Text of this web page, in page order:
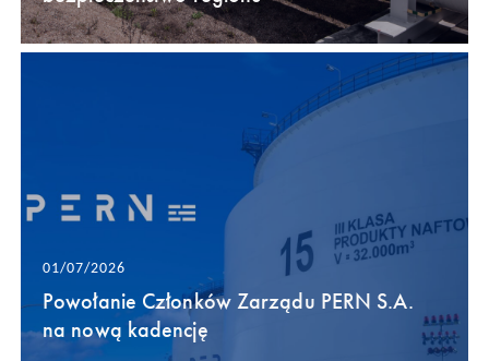
01/07/2026
Powołanie Członków Zarządu PERN S.A.
na nową kadencję